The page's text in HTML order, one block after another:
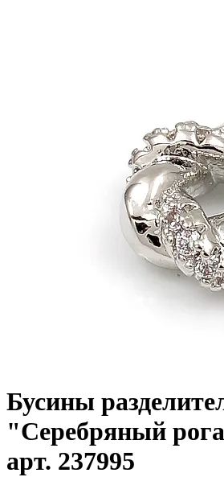
Бусины
"Серебряный
арт. 237995